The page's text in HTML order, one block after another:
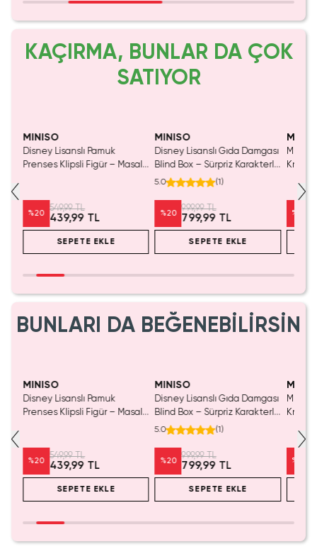
KAÇIRMA, BUNLAR DA ÇOK
SATIYOR
MINISO
Disney Lisanslı Pamuk
Prenses Klipsli Figür – Masalsı
%20
549,99 TL
439,99 TL
SEPETE EKLE
MINISO
Disney Lisanslı Gıda Damgası
Blind Box – Sürpriz Karakterli
Eğlenceli Sunum
5.0 (1)
%20
999,99 TL
799,99 TL
SEPETE EKLE
Miniso
Kristal
%
BUNLARI DA BEĞENEBİLİRSİN
MINISO
Disney Lisanslı Pamuk
Prenses Klipsli Figür – Masalsı
%20
549,99 TL
439,99 TL
SEPETE EKLE
MINISO
Disney Lisanslı Gıda Damgası
Blind Box – Sürpriz Karakterli
Eğlenceli Sunum
5.0 (1)
%20
999,99 TL
799,99 TL
SEPETE EKLE
Miniso
Kristal
%